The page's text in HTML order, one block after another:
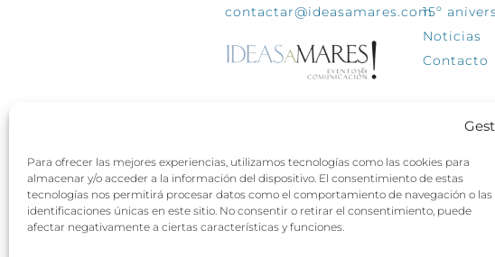
Para ofrecer las mejores experiencias, utilizamos tecnologías como las cookies para
almacenar y/o acceder a la información del dispositivo. El consentimiento de estas
tecnologías nos permitirá procesar datos como el comportamiento de navegación o las
identificaciones únicas en este sitio. No consentir o retirar el consentimiento, puede
afectar negativamente a ciertas características y funciones.
contactar@ideasamares.com15º
Noticias
Contacto